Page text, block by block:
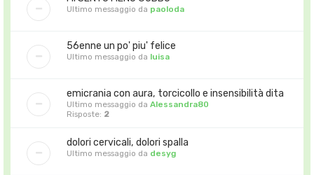
Ultimo messaggio da paoloda
56enne un po' piu' felice
Ultimo messaggio da luisa
emicrania con aura, torcicollo e insensibilità dita
Ultimo messaggio da Alessandra80
Risposte: 2
dolori cervicali, dolori spalla
Ultimo messaggio da desyg